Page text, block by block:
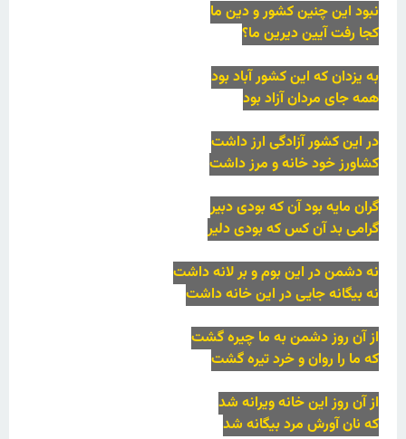
نبود این چنین کشور و دین ما
کجا رفت آیین دیرین ما؟
به یزدان که این کشور آباد بود
همه جای مردان آزاد بود
در این کشور آزادگی ارز داشت
کشاورز خود خانه و مرز داشت
گران مایه بود آن که بودی دبیر
گرامی بد آن کس که بودی دلیر
نه دشمن در این بوم و بر لانه داشت
نه بیگانه جایی در این خانه داشت
از آن روز دشمن به ما چیره گشت
که ما را روان و خرد تیره گشت
از آن روز این خانه ویرانه شد
که نان آورش مرد بیگانه شد